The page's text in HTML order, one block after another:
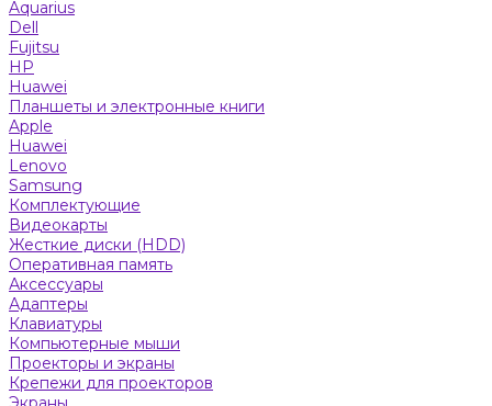
Aquarius
Dell
Fujitsu
HP
Huawei
Планшеты и электронные книги
Apple
Huawei
Lenovo
Samsung
Комплектующие
Видеокарты
Жесткие диски (HDD)
Оперативная память
Аксессуары
Адаптеры
Клавиатуры
Компьютерные мыши
Проекторы и экраны
Крепежи для проекторов